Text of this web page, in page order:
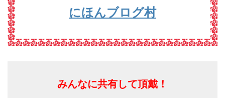
にほんブログ村
みんなに共有して頂戴！